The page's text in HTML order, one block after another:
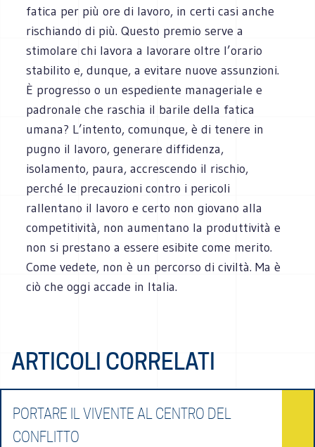
fatica per più ore di lavoro, in certi casi anche
rischiando di più. Questo premio serve a
stimolare chi lavora a lavorare oltre l’orario
stabilito e, dunque, a evitare nuove assunzioni.
È progresso o un espediente manageriale e
padronale che raschia il barile della fatica
umana? L’intento, comunque, è di tenere in
pugno il lavoro, generare diffidenza,
isolamento, paura, accrescendo il rischio,
perché le precauzioni contro i pericoli
rallentano il lavoro e certo non giovano alla
competitività, non aumentano la produttività e
non si prestano a essere esibite come merito.
Come vedete, non è un percorso di civiltà. Ma è
ciò che oggi accade in Italia.
ARTICOLI CORRELATI
PORTARE IL VIVENTE AL CENTRO DEL
CONFLITTO